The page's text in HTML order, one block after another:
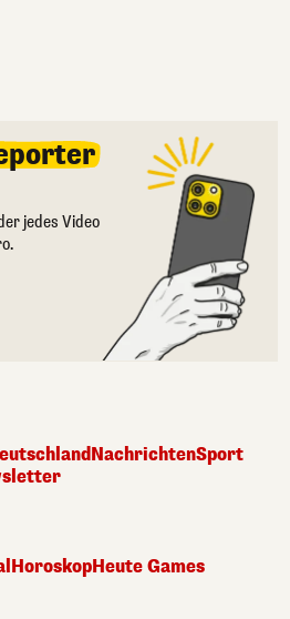
jedes Video
NachrichtenSport
HoroskopHeute Games